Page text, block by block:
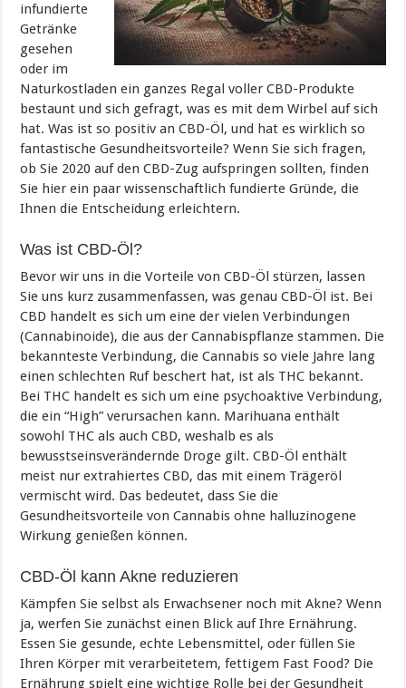
infundierte
Getränke
gesehen
oder im
Naturkostladen ein ganzes Regal voller CBD-Produkte
bestaunt und sich gefragt, was es mit dem Wirbel auf sich
hat. Was ist so positiv an CBD-Öl, und hat es wirklich so
fantastische Gesundheitsvorteile? Wenn Sie sich fragen,
ob Sie 2020 auf den CBD-Zug aufspringen sollten, finden
Sie hier ein paar wissenschaftlich fundierte Gründe, die
Ihnen die Entscheidung erleichtern.
Was ist CBD-Öl?
Bevor wir uns in die Vorteile von CBD-Öl stürzen, lassen
Sie uns kurz zusammenfassen, was genau CBD-Öl ist. Bei
CBD handelt es sich um eine der vielen Verbindungen
(Cannabinoide), die aus der Cannabispflanze stammen. Die
bekannteste Verbindung, die Cannabis so viele Jahre lang
einen schlechten Ruf beschert hat, ist als THC bekannt.
Bei THC handelt es sich um eine psychoaktive Verbindung,
die ein “High” verursachen kann. Marihuana enthält
sowohl THC als auch CBD, weshalb es als
bewusstseinsverändernde Droge gilt. CBD-Öl enthält
meist nur extrahiertes CBD, das mit einem Trägeröl
vermischt wird. Das bedeutet, dass Sie die
Gesundheitsvorteile von Cannabis ohne halluzinogene
Wirkung genießen können.
CBD-Öl kann Akne reduzieren
Kämpfen Sie selbst als Erwachsener noch mit Akne? Wenn
ja, werfen Sie zunächst einen Blick auf Ihre Ernährung.
Essen Sie gesunde, echte Lebensmittel, oder füllen Sie
Ihren Körper mit verarbeitetem, fettigem Fast Food? Die
Ernährung spielt eine wichtige Rolle bei der Gesundheit